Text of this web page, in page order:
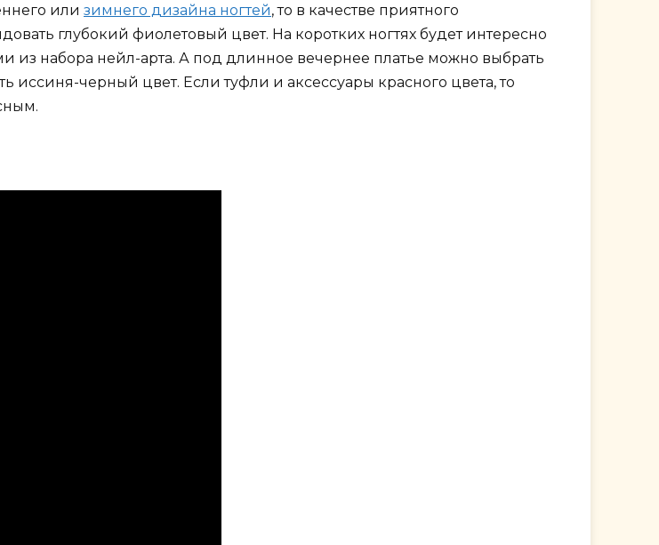
или зимнего дизайна ногтей, то в качестве приятного
глубокий фиолетовый цвет. На коротких ногтях будет интересно
из набора нейл-арта. А под длинное вечернее платье можно выбрать
иссиня-черный цвет. Если туфли и аксессуары красного цвета, то